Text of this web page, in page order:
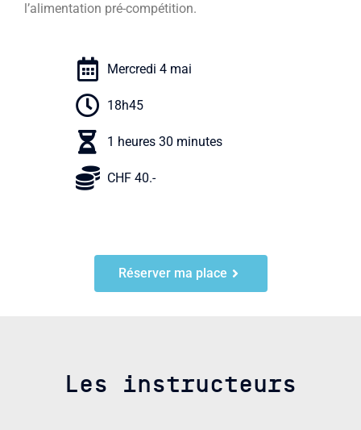
l’alimentation pré-compétition.
Mercredi 4 mai
18h45
1 heures 30 minutes
CHF 40.-
Réserver ma place
Les instructeurs